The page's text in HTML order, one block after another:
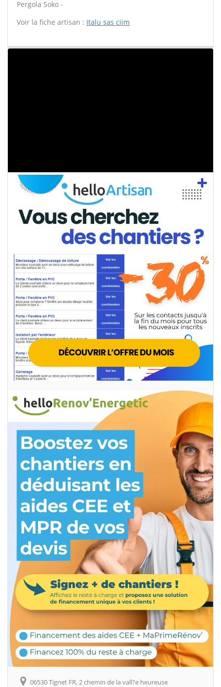
Pergola Soko -
Voir la fiche artisan : Italu sas ciim
06530 Tignet FR, 2 chemin de la vall?e heureuse